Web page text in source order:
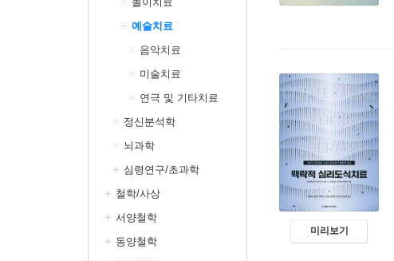
예술치료
음악치료
미술치료
연극 및 기타치료
정신분석학
뇌과학
심령연구/초과학
철학/사상
서양철학
동양철학
미리보기